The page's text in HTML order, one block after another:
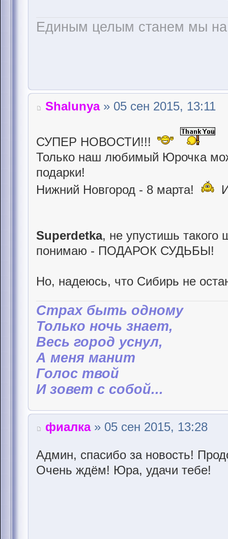
Единым целым станем мы на
Shalunya» 05 сен 2015, 13:11
СУПЕР НОВОСТИ!!!
Только наш любимый Юрочка
подарки!
Нижний Новгород - 8 марта!
Superdetka, не упустишь такого
понимаю - ПОДАРОК СУДЬБЫ!
Но, надеюсь, что Сибирь не
Страх быть одному
Только ночь знает,
Весь город уснул,
А меня манит
Голос твой
И зовет с собой...
фиалка» 05 сен 2015, 13:28
Админ, спасибо за новость!
Очень ждём! Юра, удачи тебе!